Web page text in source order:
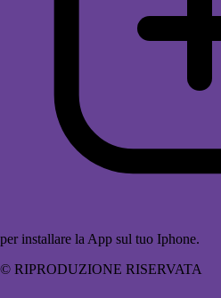
per installare la App sul tuo Iphone.
© RIPRODUZIONE RISERVATA